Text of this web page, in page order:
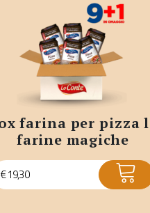
farine magiche
€19,30 ACQUISTA